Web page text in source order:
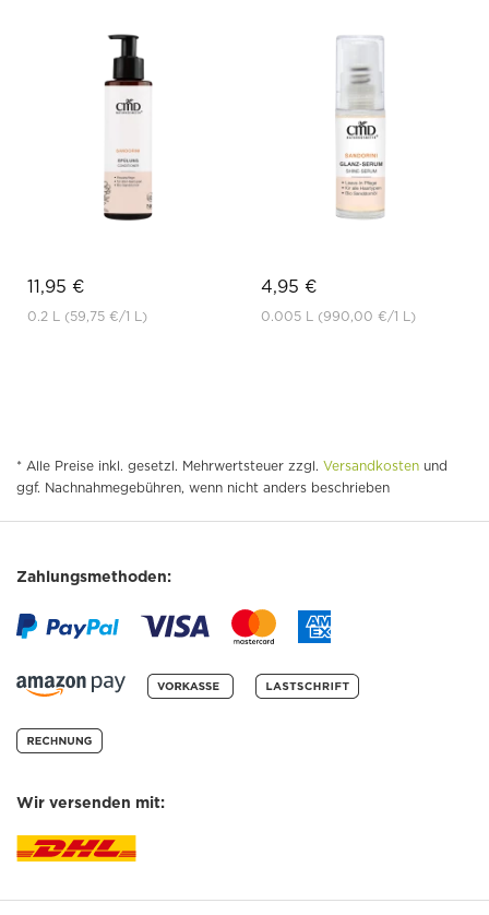
11,95 €
0.2 L (59,75 €/1 L)
4,95 €
0.005 L (990,00 €/1 L)
* Alle Preise inkl. gesetzl. Mehrwertsteuer zzgl. Versandkosten und
ggf. Nachnahmegebühren, wenn nicht anders beschrieben
Zahlungsmethoden:
Wir versenden mit: